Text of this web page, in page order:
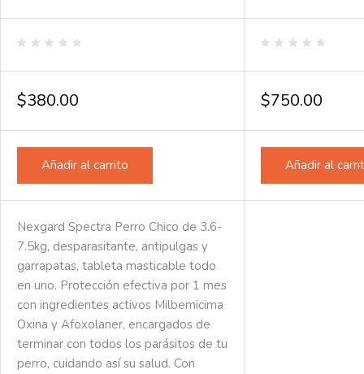
en
de
5
en
de
5
$380.00 $750.00
Añadir al carrito Añadir al
Nexgard Spectra Perro Chico de 3.6-
7.5kg, desparasitante, antipulgas y
garrapatas, tableta masticable todo
en uno. Protección efectiva por 1 mes
con ingredientes activos Milbemicima
Oxina y Afoxolaner, encargados de
terminar con todos los parásitos de tu
perro, cuidando así su salud. Con